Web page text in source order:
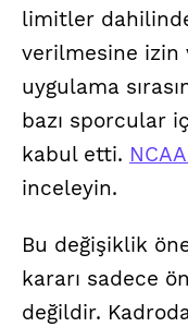
limitler
verilmesine izin
uygulama
bazı sporcular
kabul etti.
inceleyin.
Bu değişiklik
kararı sadece
değildir.